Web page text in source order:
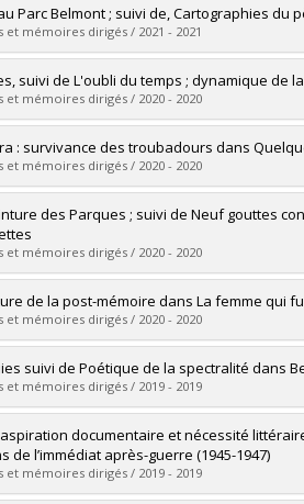
:Lesieur, Catherine
Maîtrise
obtenu :M.A.
le document dans Papyrus
Parc Belmont ; suivi de, Cartographies du
et mémoires dirigés / 2021 - 2021
: Charland, Thara
Doctorat
obtenu :Ph. D.
le document dans Papyrus
suivi de L'oubli du temps ; dynamique de
et mémoires dirigés / 2020 - 2020
:Mercier, Martin
Maîtrise
obtenu :M.A.
le document dans Papyrus
: survivance des troubadours dans
et mémoires dirigés / 2020 - 2020
:Plante, Manon
Maîtrise
obtenu :M.A.
le document dans Papyrus
des Parques ; suivi de Neuf gouttes
et mémoires dirigés / 2020 - 2020
:Jeanneau, Nicolas
Maîtrise
obtenu :M.A.
le document dans Papyrus
de la post-mémoire dans La femme qui
et mémoires dirigés / 2020 - 2020
:Marcotte, Sophie
Maîtrise
obtenu :M.A.
le document dans Papyrus
suivi de Poétique de la spectralité dans
et mémoires dirigés / 2019 - 2019
:Payette, Édith
Maîtrise
obtenu :M.A.
le document dans Papyrus
documentaire et nécessité
de l’immédiat après-guerre (1945-1947)
et mémoires dirigés / 2019 - 2019